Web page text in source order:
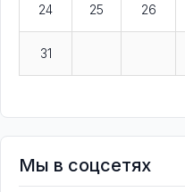
24 25 26
31
Мы в соцсетях